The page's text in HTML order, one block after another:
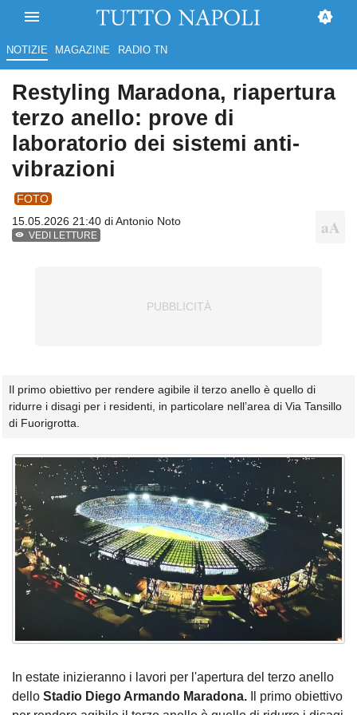
NOTIZIE MAGAZINE RADIO TN
Restyling Maradona, riapertura
terzo anello: prove di
laboratorio dei sistemi anti-
vibrazioni
FOTO
15.05.2026 21:40 diAntonio Noto
VEDI LETTURE
Il primo obiettivo per rendere agibile il terzo anello è quello di
ridurre i disagi per i residenti, in particolare nell’area di Via Tansillo
di Fuorigrotta.
In estate inizieranno i lavori per l'apertura del terzo anello
dello Stadio Diego Armando Maradona. Il primo obiettivo